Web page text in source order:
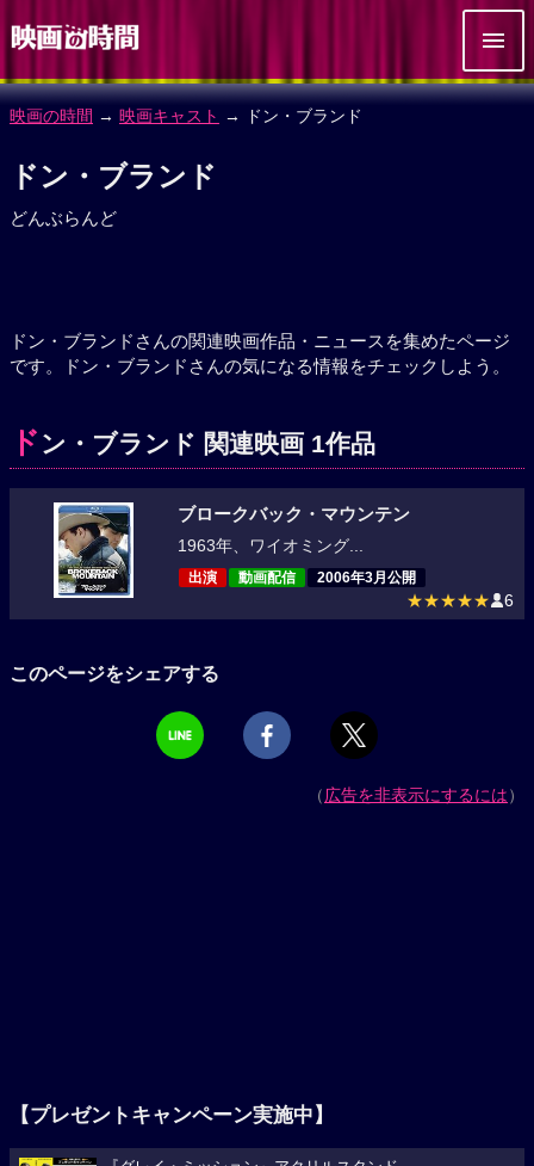
映画の時間 → 映画キャスト → ドン・ブランド
ドン・ブランド
どんぶらんど
ドン・ブランドさんの関連映画作品・ニュースを集めたページ
です。ドン・ブランドさんの気になる情報をチェックしよう。
ド ン・ブランド 関連映画 1作品
ブロークバック・マウンテン
1963年、ワイオミング...
出演 動画配信 2006年3月公開
★★★★★ 6
このページをシェアする
（広告を非表示にするには）
【プレゼントキャンペーン実施中】